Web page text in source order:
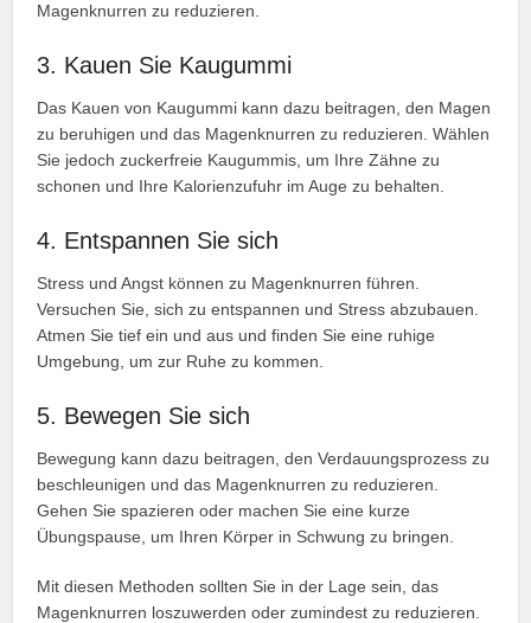
Magenknurren zu reduzieren.
3. Kauen Sie Kaugummi
Das Kauen von Kaugummi kann dazu beitragen, den Magen
zu beruhigen und das Magenknurren zu reduzieren. Wählen
Sie jedoch zuckerfreie Kaugummis, um Ihre Zähne zu
schonen und Ihre Kalorienzufuhr im Auge zu behalten.
4. Entspannen Sie sich
Stress und Angst können zu Magenknurren führen.
Versuchen Sie, sich zu entspannen und Stress abzubauen.
Atmen Sie tief ein und aus und finden Sie eine ruhige
Umgebung, um zur Ruhe zu kommen.
5. Bewegen Sie sich
Bewegung kann dazu beitragen, den Verdauungsprozess zu
beschleunigen und das Magenknurren zu reduzieren.
Gehen Sie spazieren oder machen Sie eine kurze
Übungspause, um Ihren Körper in Schwung zu bringen.
Mit diesen Methoden sollten Sie in der Lage sein, das
Magenknurren loszuwerden oder zumindest zu reduzieren.